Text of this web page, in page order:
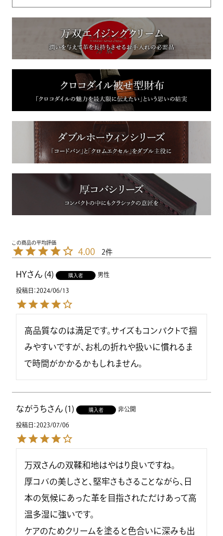
4.00 2
HY 4 購入者 男性
投稿日 2024/06/13
高品質なのは満足です。サイズもコンパクトで掴
みやすいですが、お札の折れや扱いに慣れるま
で時間がかかるかもしれません。
ながうち 1 購入者 非公開
投稿日 2023/07/06
万双さんの双鞣和地はやはり良いですね。
厚コバの美しさと、堅牢さもさることながら、日
本の気候にあった革を目指されただけあって高
温多湿に強いです。
ケアのためクリームを塗ると色合いに深みも出